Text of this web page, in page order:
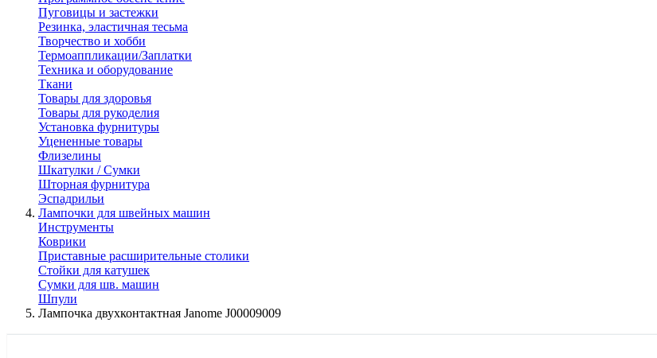
Пуговицы и застежки
Резинка, эластичная тесьма
Творчество и хобби
Термоаппликации/Заплатки
Техника и оборудование
Ткани
Товары для здоровья
Товары для рукоделия
Установка фурнитуры
Уцененные товары
Флизелины
Шкатулки / Сумки
Шторная фурнитура
Эспадрильи
Лампочки для швейных машин
Инструменты
Коврики
Приставные расширительные столики
Стойки для катушек
Сумки для шв. машин
Шпули
Лампочка двухконтактная Janome J00009009